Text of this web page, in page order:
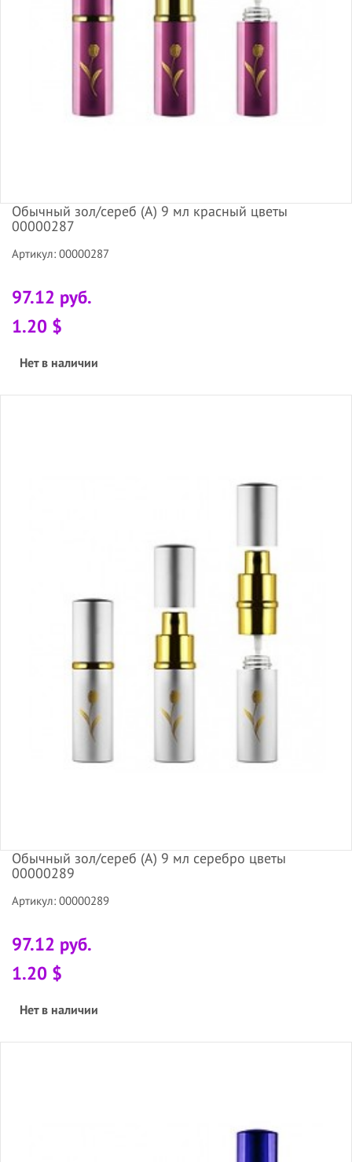
Обычный зол/сереб (А) 9 мл красный цветы
00000287
Артикул: 00000287
97.12 руб.
1.20 $
Нет в наличии
Обычный зол/сереб (А) 9 мл серебро цветы
00000289
Артикул: 00000289
97.12 руб.
1.20 $
Нет в наличии